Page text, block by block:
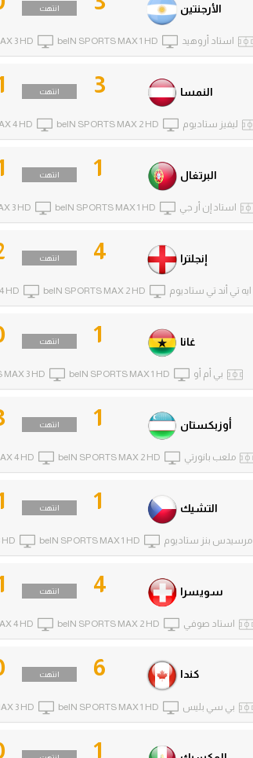
1
كندا 6 انتهت
بي سي بليس beIN SPORTS MAX 1 HD
3 HD
سويسرا 4 انتهت
استاد صوفي beIN SPORTS MAX 2 HD
4 HD
التشيك 1 انتهت
مرسيدس بنز ستاديوم beIN SPORTS MAX 1 HD
HD
أوزبكستان 1 انتهت
ملعب بانورتي beIN SPORTS MAX 2 HD
4 HD
غانا 1 انتهت
بي أم أو beIN SPORTS MAX 1 HD
MAX 3 HD
إنجلترا 4 انتهت
ايه تي أند تي ستاديوم beIN SPORTS MAX 2 HD
HD
البرتغال 1 انتهت
استاد إن أر جي beIN SPORTS MAX 1 HD
3 HD
النمسا 3 انتهت
ليفيز ستاديوم beIN SPORTS MAX 2 HD
4 HD
الأرجنتين انتهت
استاد أروهيد beIN SPORTS MAX 1 HD
3 HD